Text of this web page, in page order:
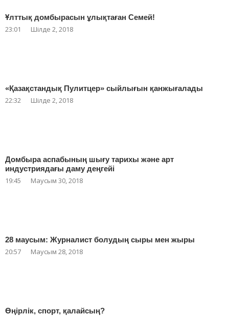
Ұлттық домбырасын ұлықтаған Семей!
23:01 Шілде 2, 2018
«Қазақстандық Пулитцер» сыйлығын қанжығалады
22:32 Шілде 2, 2018
Домбыра аспабының шығу тарихы және арт
индустриядағы даму деңгейі
19:45 Маусым 30, 2018
28 маусым: Журналист болудың сыры мен жыры
20:57 Маусым 28, 2018
Өңірлік, спорт, қалайсың?